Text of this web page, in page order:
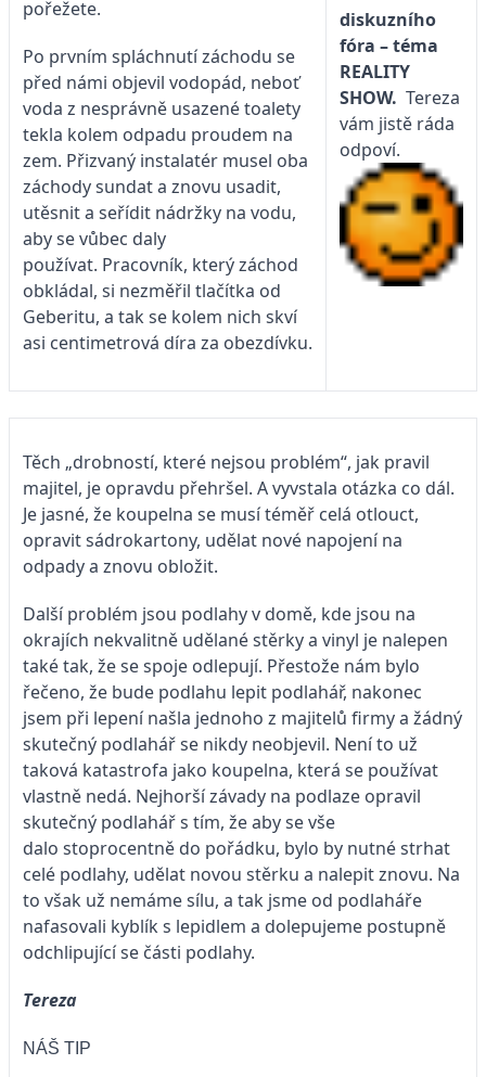
pořežete.
Po prvním spláchnutí záchodu se
před námi objevil vodopád, neboť
voda z nesprávně usazené toalety
tekla kolem odpadu proudem na
zem. Přizvaný instalatér musel oba
záchody sundat a znovu usadit,
utěsnit a seřídit nádržky na vodu,
aby se vůbec daly
používat. Pracovník, který záchod
obkládal, si nezměřil tlačítka od
Geberitu, a tak se kolem nich skví
asi centimetrová díra za obezdívku.
diskuzního
fóra – téma
REALITY
SHOW. Tereza
vám jistě ráda
odpoví.
Těch „drobností, které nejsou problém“, jak pravil
majitel, je opravdu přehršel. A vyvstala otázka co dál.
Je jasné, že koupelna se musí téměř celá otlouct,
opravit sádrokartony, udělat nové napojení na
odpady a znovu obložit.
Další problém jsou podlahy v domě, kde jsou na
okrajích nekvalitně udělané stěrky a vinyl je nalepen
také tak, že se spoje odlepují. Přestože nám bylo
řečeno, že bude podlahu lepit podlahář, nakonec
jsem při lepení našla jednoho z majitelů firmy a žádný
skutečný podlahář se nikdy neobjevil. Není to už
taková katastrofa jako koupelna, která se používat
vlastně nedá. Nejhorší závady na podlaze opravil
skutečný podlahář s tím, že aby se vše
dalo stoprocentně do pořádku, bylo by nutné strhat
celé podlahy, udělat novou stěrku a nalepit znovu. Na
to však už nemáme sílu, a tak jsme od podlaháře
nafasovali kyblík s lepidlem a dolepujeme postupně
odchlipující se části podlahy.
Tereza
NÁŠ TIP